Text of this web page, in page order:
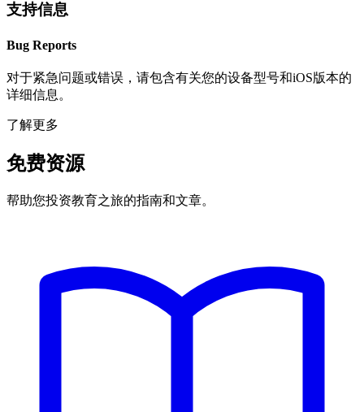
支持信息
Bug Reports
对于紧急问题或错误，请包含有关您的设备型号和iOS版本的
详细信息。
了解更多
免费资源
帮助您投资教育之旅的指南和文章。